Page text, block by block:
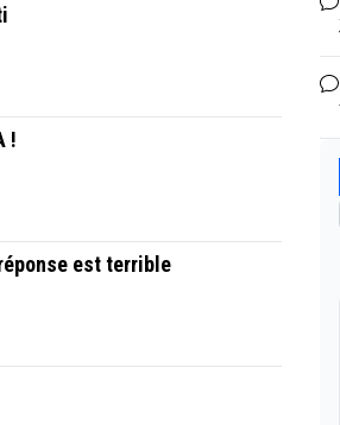
!
est terrible